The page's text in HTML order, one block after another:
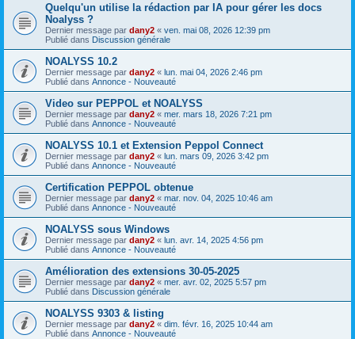
Quelqu'un utilise la rédaction par IA pour gérer les docs
Noalyss ?
Dernier message par dany2 « ven. mai 08, 2026 12:39 pm
Publié dans Discussion générale
NOALYSS 10.2
Dernier message par dany2 « lun. mai 04, 2026 2:46 pm
Publié dans Annonce - Nouveauté
Video sur PEPPOL et NOALYSS
Dernier message par dany2 « mer. mars 18, 2026 7:21 pm
Publié dans Annonce - Nouveauté
NOALYSS 10.1 et Extension Peppol Connect
Dernier message par dany2 « lun. mars 09, 2026 3:42 pm
Publié dans Annonce - Nouveauté
Certification PEPPOL obtenue
Dernier message par dany2 « mar. nov. 04, 2025 10:46 am
Publié dans Annonce - Nouveauté
NOALYSS sous Windows
Dernier message par dany2 « lun. avr. 14, 2025 4:56 pm
Publié dans Annonce - Nouveauté
Amélioration des extensions 30-05-2025
Dernier message par dany2 « mer. avr. 02, 2025 5:57 pm
Publié dans Discussion générale
NOALYSS 9303 & listing
Dernier message par dany2 « dim. févr. 16, 2025 10:44 am
Publié dans Annonce - Nouveauté